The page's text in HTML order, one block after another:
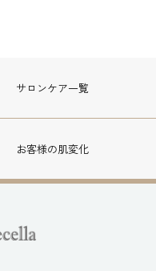
サロンケア一覧
お客様の肌変化